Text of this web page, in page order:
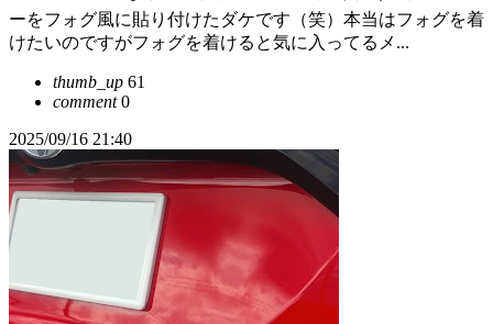
ーをフォグ風に貼り付けたダケです（笑）本当はフォグを着
けたいのですがフォグを着けると気に入ってるメ...
thumb_up 61
comment0
2025/09/16 21:40